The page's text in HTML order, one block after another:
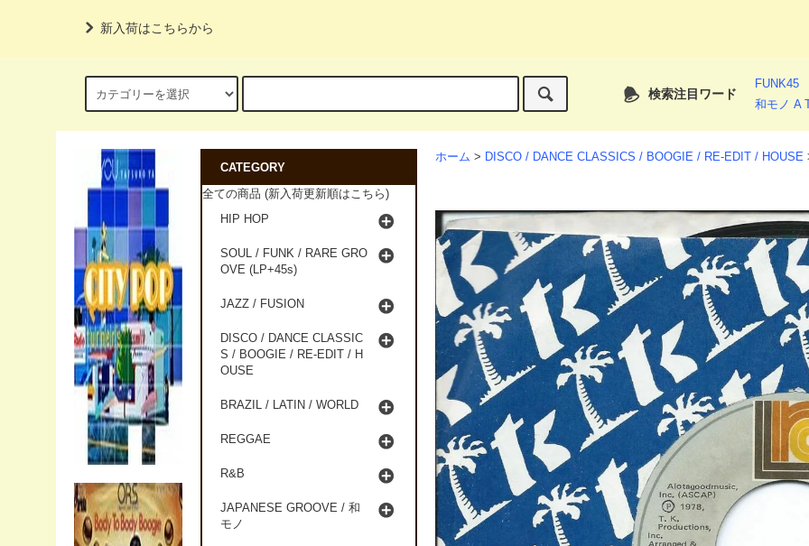
新入荷はこちらから
検索注目ワード
FUNK45
和モノ A
ホーム > DISCO / DANCE CLASSICS / BOOGIE / RE-EDIT / HOUSE
CATEGORY
全ての商品 (新入荷更新順はこちら)
HIP HOP
SOUL / FUNK / RARE GRO
OVE (LP+45s)
JAZZ / FUSION
DISCO / DANCE CLASSIC
S / BOOGIE / RE-EDIT / H
OUSE
BRAZIL / LATIN / WORLD
REGGAE
R&B
JAPANESE GROOVE / 和
モノ